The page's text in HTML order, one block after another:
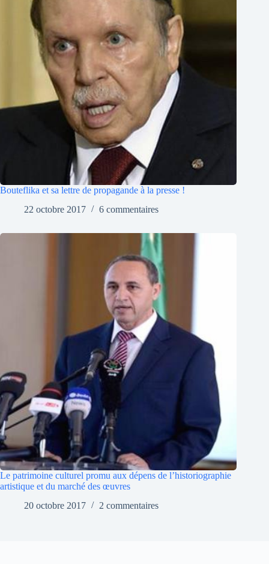
Bouteflika et sa lettre de propagande à la presse !
22 octobre 2017
6 commentaires
Le patrimoine culturel promu aux dépens de l’historiographie
artistique et du marché des œuvres
20 octobre 2017
2 commentaires